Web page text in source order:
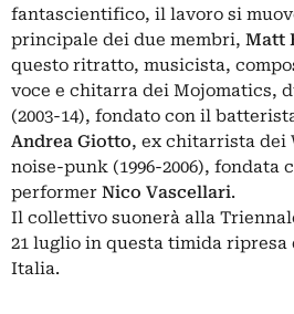
fantascientifico, il lavoro si
principale dei due membri, Matt
questo ritratto, musicista,
voce e chitarra dei Mojomatics,
(2003-14), fondato con il
Andrea Giotto, ex chitarrista dei
noise-punk (1996-2006), fondata
performer Nico Vascellari.
Il collettivo suonerà alla
21 luglio in questa timida
Italia.